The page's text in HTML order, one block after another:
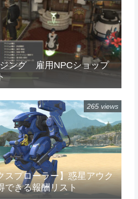
ング 雇用NPCショップ
スプローラー】惑星アウク
できる報酬リスト
265 views